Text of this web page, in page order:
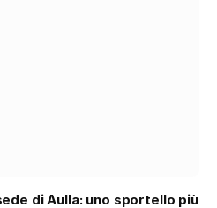
di Aulla: uno sportello più